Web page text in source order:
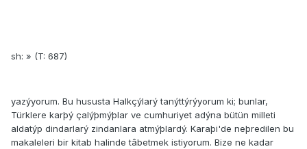
sh: » (T: 687)
yazýyorum. Bu hususta Halkçýlarý tanýttýrýyorum ki; bunlar,
Türklere karþý çalýþmýþlar ve cumhuriyet adýna bütün milleti
aldatýp dindarlarý zindanlara atmýþlardý. Karaþi'de neþredilen bu
makaleleri bir kitab halinde tâbetmek istiyorum. Bize ne kadar